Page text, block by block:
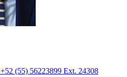
+52 (55) 56223899 Ext. 24308